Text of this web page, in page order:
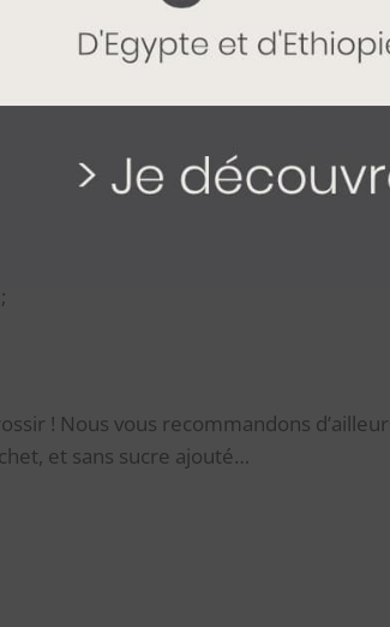
Toutefois, il reste un aliment
disions plus tôt, ces derniers
! Nous vous recommandons
et sans sucre ajouté…